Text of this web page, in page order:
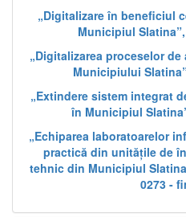
„Digitalizare în beneficiul
Municipiul
„Digitalizarea proceselor
Municipiului
„Extindere sistem integrat
în Municipiul
„Echiparea laboratoarelor
practică din unitățile de
tehnic din Municipiul
0273 -